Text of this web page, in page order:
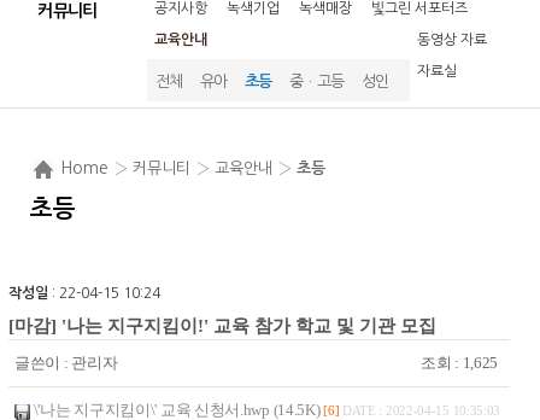
커뮤니티 공지사항 녹색기업 녹색매장 빛그린 서포터즈
교육안내
전체 유아 초등 중ㆍ고등 성인
동영상 자료
자료실
Home › 커뮤니티 › 교육안내 › 초등
초등
작성일 : 22-04-15 10:24
[마감] '나는 지구지킴이!' 교육 참가 학교 및 기관 모집
글쓴이 : 관리자 조회 : 1,625
\'나는 지구지킴이\' 교육 신청서.hwp (14.5K) [6] DATE : 2022-04-15 10:35:03